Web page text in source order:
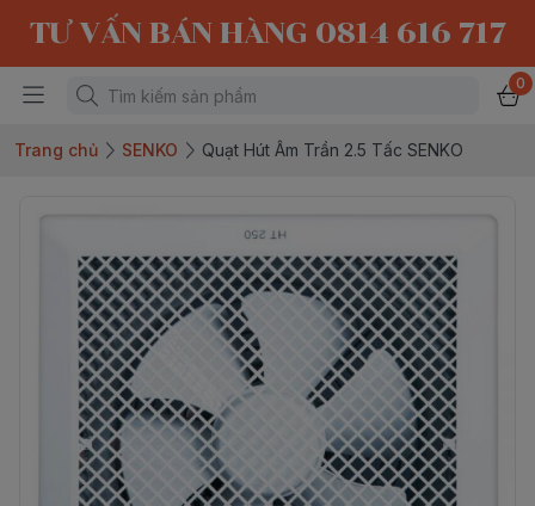
TƯ VẤN BÁN HÀNG 0814 616 717
0
Trang chủ SENKO Quạt Hút Âm Trần 2.5 Tấc SENKO